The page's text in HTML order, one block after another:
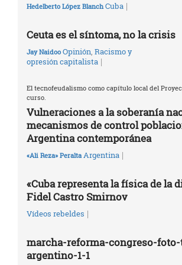
Hedelberto López Blanch Cuba |
Ceuta es el síntoma, no la crisis
Jay Naidoo Opinión Racismo y
opresión capitalista |
El tecnofeudalismo como capítulo local del
curso.
Vulneraciones a la soberanía
mecanismos de control
Argentina contemporánea
«Ali Reza» Peralta Argentina |
«Cuba representa la física de la
Fidel Castro Smirnov
Vídeos rebeldes |
marcha-reforma-congreso-
argentino-1-1